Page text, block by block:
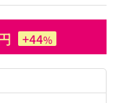
+44%